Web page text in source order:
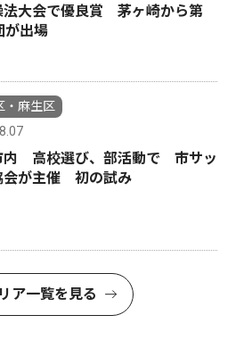
法大会で優良賞 茅ヶ崎から第
が出場
・麻生区
内 高校選び、部活動で 市サッ
会が主催 初の試み
ア一覧を見る